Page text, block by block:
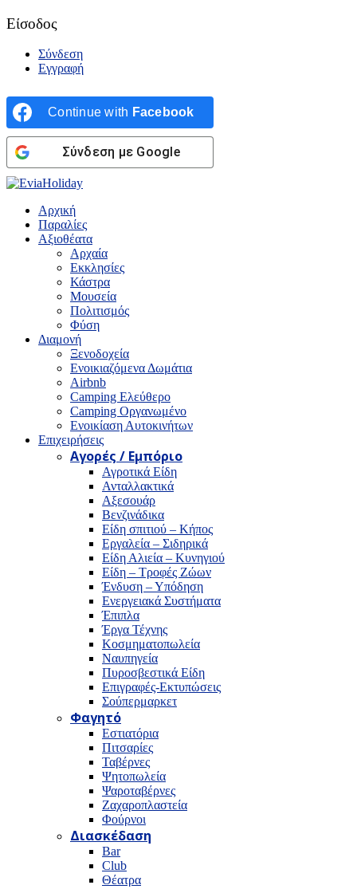
Είσοδος
Σύνδεση
Εγγραφή
Continue with Facebook
Σύνδεση με Google
Αρχική
Παραλίες
Αξιοθέατα
Αρχαία
Εκκλησίες
Κάστρα
Μουσεία
Πολιτισμός
Φύση
Διαμονή
Ξενοδοχεία
Ενοικιαζόμενα Δωμάτια
Airbnb
Camping Ελεύθερο
Camping Οργανωμένο
Ενοικίαση Αυτοκινήτων
Επιχειρήσεις
Αγορές / Εμπόριο
Αγροτικά Είδη
Ανταλλακτικά
Αξεσουάρ
Βενζινάδικα
Είδη σπιτιού – Κήπος
Εργαλεία – Σιδηρικά
Είδη Αλιεία – Κυνηγιού
Είδη – Τροφές Ζώων
Ένδυση – Υπόδηση
Ενεργειακά Συστήματα
Έπιπλα
Έργα Τέχνης
Κοσμηματοπωλεία
Ναυπηγεία
Πυροσβεστικά Είδη
Επιγραφές-Εκτυπώσεις
Σούπερμαρκετ
Φαγητό
Εστιατόρια
Πιτσαρίες
Ταβέρνες
Ψητοπωλεία
Ψαροταβέρνες
Ζαχαροπλαστεία
Φούρνοι
Διασκέδαση
Bar
Club
Θέατρα